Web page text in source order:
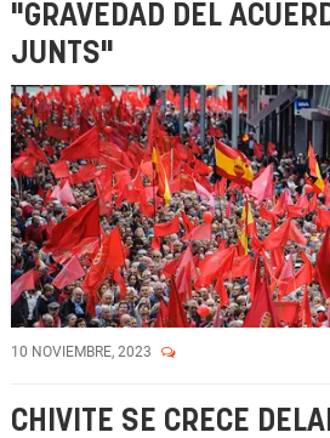
"GRAVEDAD DEL
JUNTS"
10 NOVIEMBRE, 2023
CHIVITE SE CRECE